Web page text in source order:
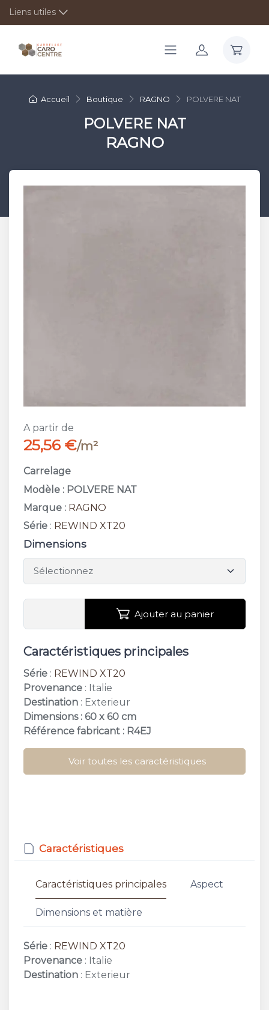
Liens utiles
Accueil Boutique RAGNO POLVERE NAT
POLVERE NAT
RAGNO
A partir de
25,56 €/m²
Carrelage
Modèle : POLVERE NAT
Marque : RAGNO
Série : REWIND XT20
Dimensions
Ajouter au panier
Caractéristiques principales
Série : REWIND XT20
Provenance : Italie
Destination : Exterieur
Dimensions : 60 x 60 cm
Référence fabricant : R4EJ
Voir toutes les caractéristiques
Caractéristiques
Caractéristiques principales Aspect
Dimensions et matière
Série : REWIND XT20
Provenance : Italie
Destination : Exterieur